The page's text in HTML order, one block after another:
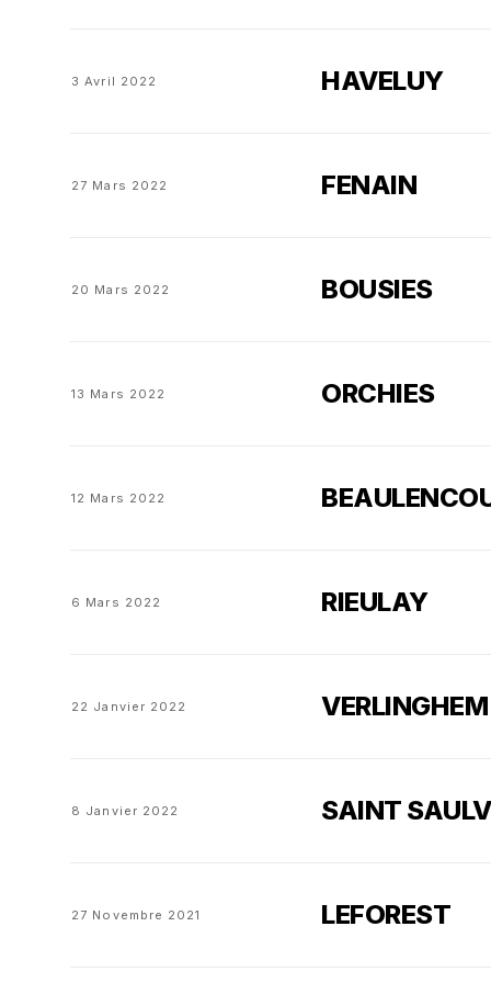
3 Avril 2022 HAVELUY
27 Mars 2022 FENAIN
20 Mars 2022 BOUSIES
13 Mars 2022 ORCHIES
12 Mars 2022
6 Mars 2022 RIEULAY
22 Janvier 2022 VERLINGHEM
8 Janvier 2022 SAINT
27 Novembre 2021 LEFOREST